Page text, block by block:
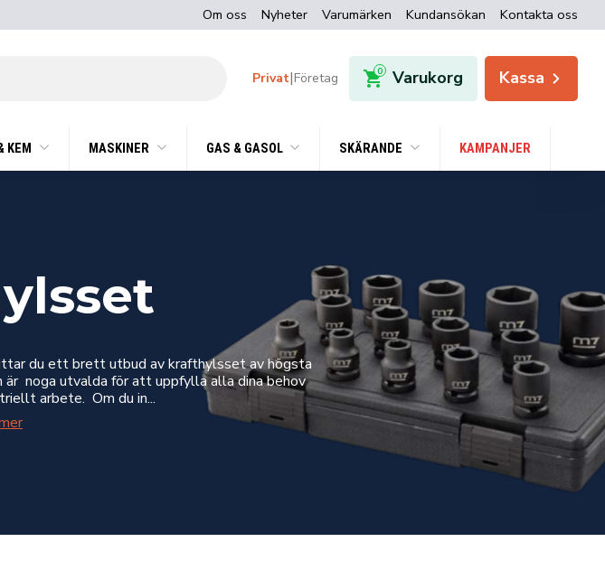
Om oss Nyheter Varumärken Kundansökan Kontakta oss
Privat|Företag 0 Varukorg Kassa
KEM MASKINER GAS & GASOL SKÄRANDE KAMPANJER
du ett brett utbud av krafthylsset av högsta
noga utvalda för att uppfylla alla dina behov
arbete. Om du in...